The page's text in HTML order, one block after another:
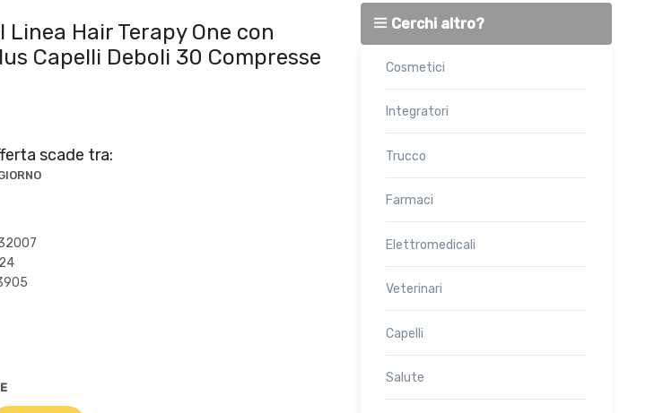
Linea Hair Terapy One con
Capelli Deboli 30 Compresse
scade tra:
Cerchi altro?
Cosmetici
Integratori
Trucco
Farmaci
Elettromedicali
Veterinari
Capelli
Salute